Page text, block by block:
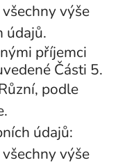
výše
údajů.
příjemci
Části 5.
podle
údajů:
výše